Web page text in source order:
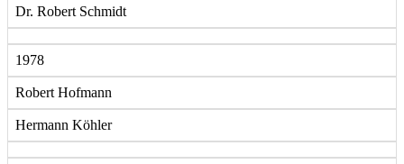
Dr. Robert Schmidt
1978
Robert Hofmann
Hermann Köhler